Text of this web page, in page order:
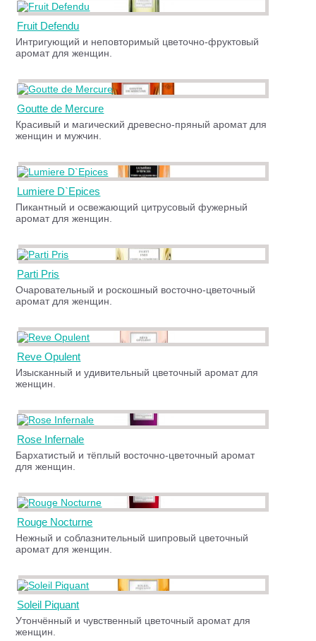
Fruit Defendu
Интригующий и неповторимый цветочно-фруктовый
аромат для женщин.
Goutte de Mercure
Красивый и магический древесно-пряный аромат для
женщин и мужчин.
Lumiere D`Epices
Пикантный и освежающий цитрусовый фужерный
аромат для женщин.
Parti Pris
Очаровательный и роскошный восточно-цветочный
аромат для женщин.
Reve Opulent
Изысканный и удивительный цветочный аромат для
женщин.
Rose Infernale
Бархатистый и тёплый восточно-цветочный аромат
для женщин.
Rouge Nocturne
Нежный и соблазнительный шипровый цветочный
аромат для женщин.
Soleil Piquant
Утончённый и чувственный цветочный аромат для
женщин.